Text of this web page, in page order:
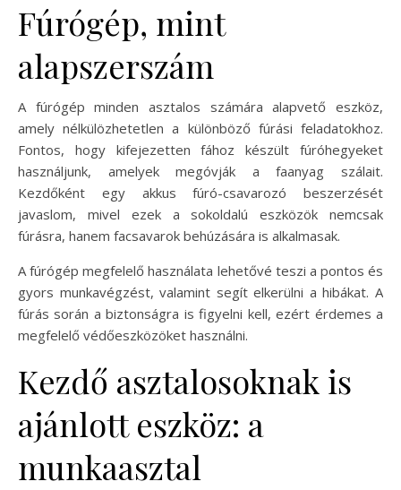
Fúrógép, mint
alapszerszám
A fúrógép minden asztalos számára alapvető eszköz,
amely nélkülözhetetlen a különböző fúrási feladatokhoz.
Fontos, hogy kifejezetten fához készült fúróhegyeket
használjunk, amelyek megóvják a faanyag szálait.
Kezdőként egy akkus fúró-csavarozó beszerzését
javaslom, mivel ezek a sokoldalú eszközök nemcsak
fúrásra, hanem facsavarok behúzására is alkalmasak.
A fúrógép megfelelő használata lehetővé teszi a pontos és
gyors munkavégzést, valamint segít elkerülni a hibákat. A
fúrás során a biztonságra is figyelni kell, ezért érdemes a
megfelelő védőeszközöket használni.
Kezdő asztalosoknak is
ajánlott eszköz: a
munkaasztal